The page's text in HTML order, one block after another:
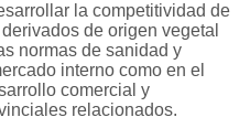
la competitividad de
de origen vegetal
normas de sanidad y
interno como en el
comercial y
relacionados.